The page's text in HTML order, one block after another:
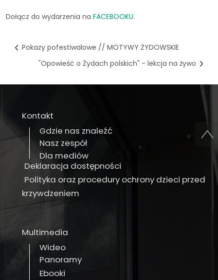
Dołącz do wydarzenia na FACEBOOKU.
Pokazy pofestiwalowe // MOTYWY ŻYDOWSKIE
"Opowieść o Żydach polskich" - lekcja na żywo
Kontakt
Gdzie nas znaleźć
Nasz zespół
Dla mediów
Deklaracja dostępności
Polityka oraz procedury ochrony dzieci przed
krzywdzeniem
Multimedia
Wideo
Panoramy
Ebooki